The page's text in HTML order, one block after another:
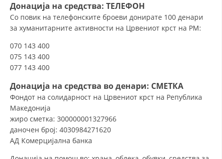
ИСТОРИЈАТ НА ЦКРМ
СТРУКТУРА И ОРГАНИЗАЦИОНА ПОСТАВЕНОСТ – ОПШТИНСКА
ОРГАНИЗАЦИЈА КУМАНОВО
Донација на средства: ТЕЛЕФОН
Со повик на телефонските броеви донирате 100 денари
за хуманитарните активности на Црвениот крст на РМ:
070 143 400
075 143 400
077 143 400
Донација на средства во денари: СМЕТКА
Фондот на солидарност на Црвениот крст на Република
Македонија
жиро сметка: 300000001327966
даночен број: 4030984271620
АД Комерцијална банка